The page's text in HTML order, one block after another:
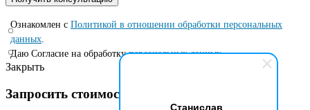
Станислав
Ознакомлен с Политикой в отношении обработки персональных
данных.
Даю Согласие на обработкуперсональных данных..
Закрыть
Запросить стоимость по специальной цене